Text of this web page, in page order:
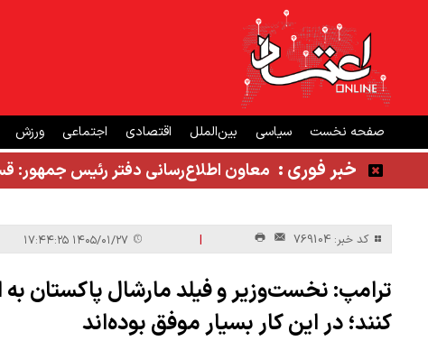
صفحه نخست سیاسی بین‌الملل اقتصادی اجتماعی ورزش
خبر فوری : معاون اطلاع‌رسانی دفتر رئیس
کد خبر: 769104 |
ترامپ: نخست‌وزیر و فیلد مارشال پاکستان به
کنند؛ در این کار بسیار موفق بوده‌اند